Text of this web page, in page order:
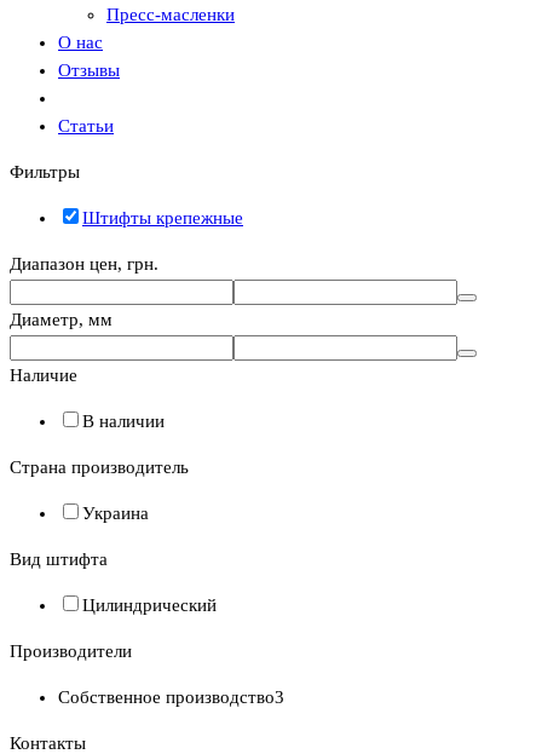
Пресс-масленки
О нас
Отзывы
Статьи
Фильтры
Штифты крепежные
Диапазон цен, грн.
Диаметр, мм
Наличие
В наличии
Страна производитель
Украина
Вид штифта
Цилиндрический
Производители
Собственное производство3
Контакты